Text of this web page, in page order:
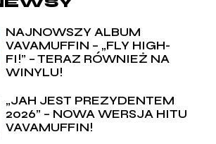
NAJNOWSZY ALBUM
VAVAMUFFIN – „FLY HIGH-
FI!” – TERAZ RÓWNIEŻ NA
WINYLU!
„JAH JEST PREZYDENTEM
2026” – NOWA WERSJA HITU
VAVAMUFFIN!